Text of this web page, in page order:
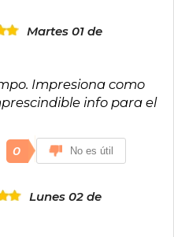
Martes 01 de
Impresiona como
info para el
0 No es útil
Lunes 02 de